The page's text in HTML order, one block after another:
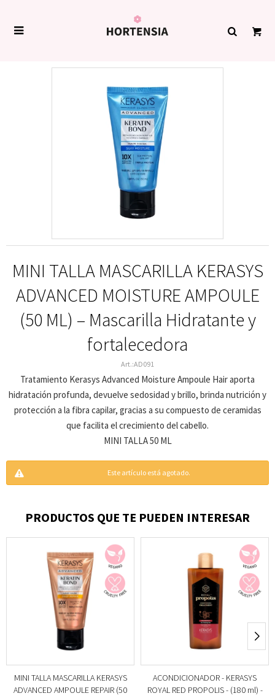

MINI TALLA MASCARILLA KERASYS
ADVANCED MOISTURE AMPOULE
(50 ML) – Mascarilla Hidratante y
fortalecedora
AD091
Tratamiento Kerasys Advanced Moisture Ampoule Hair aporta
hidratación profunda, devuelve sedosidad y brillo, brinda nutrición y
protección a la fibra capilar, gracias a su compuesto de ceramidas
que facilita el crecimiento del cabello.
MINI TALLA 50 ML
Este artículo está agotado.
PRODUCTOS QUE TE PUEDEN INTERESAR
MINI TALLA MASCARILLA KERASYS
ADVANCED AMPOULE REPAIR (50
ACONDICIONADOR - KERASYS
ROYAL RED PROPOLIS - (180 ml) -